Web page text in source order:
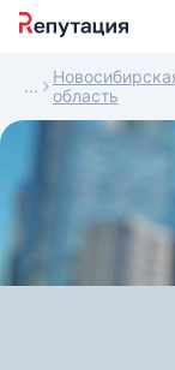
область